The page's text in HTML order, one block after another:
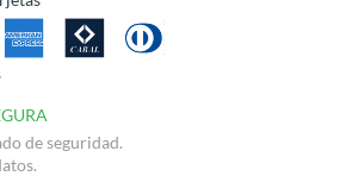
de seguridad.